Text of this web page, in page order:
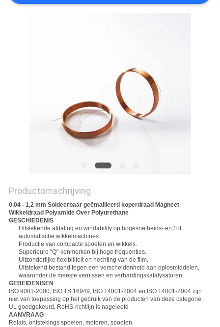
Productomschrijving
0.04 - 1,2 mm Soldeerbaar geëmailleerd koperdraad Magneet
Wikkeldraad Polyamide Over Polyurethane
GESCHIEDENIS
Uitstekende afdaling en windability op hogesnelheids- en / of
automatische wikkelmachines.
Productie van compacte spoelen en wikkels.
Superieure "Q"-kenmerken bij hoge frequenties.
Uitzonderlijke flexibiliteit en hechting van de film.
Uitstekend bestand tegen een verscheidenheid aan oplosmiddelen,
waaronder de meeste vernissen en verhardingskatalysatoren.
GEBEIDENISEN
ISO 9001-2000, ISO TS 16949, ISO 14001-2004 en ISO 14001-2004 zijn
niet van toepassing op het gebruik van de producten van deze categorie.
UL goedgekeurd, RoHS-richtlijn is nageleefd
AANVRAAG
Relais, ontstekings spoelen, motoren, spoelen.